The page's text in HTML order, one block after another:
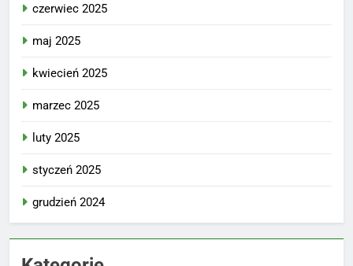
czerwiec 2025
maj 2025
kwiecień 2025
marzec 2025
luty 2025
styczeń 2025
grudzień 2024